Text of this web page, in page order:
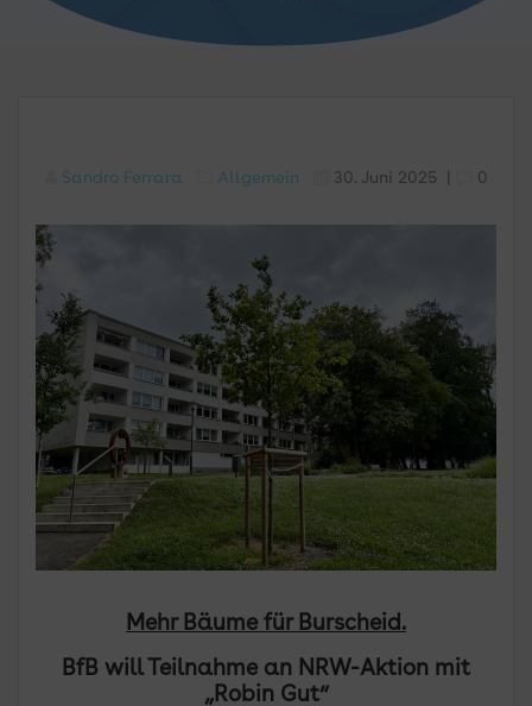
Sandro Ferrara Allgemein 30. Juni 2025 0
Mehr Bäume für Burscheid.
BfB will Teilnahme an NRW-Aktion mit
„Robin Gut“